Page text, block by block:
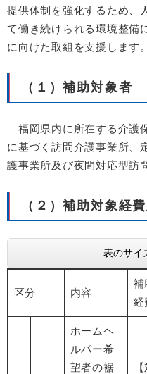
提供体制を強化するため、
て働き続けられる環境整備
に向けた取組を支援します。
（１）補助対象者
福岡県内に所在する介護
に基づく訪問介護事業所、
護事業所及び夜間対応型訪
（２）補助対象経
表のサイ
区分 内容
補
経
ホームヘ
ルパー希
望者の裾